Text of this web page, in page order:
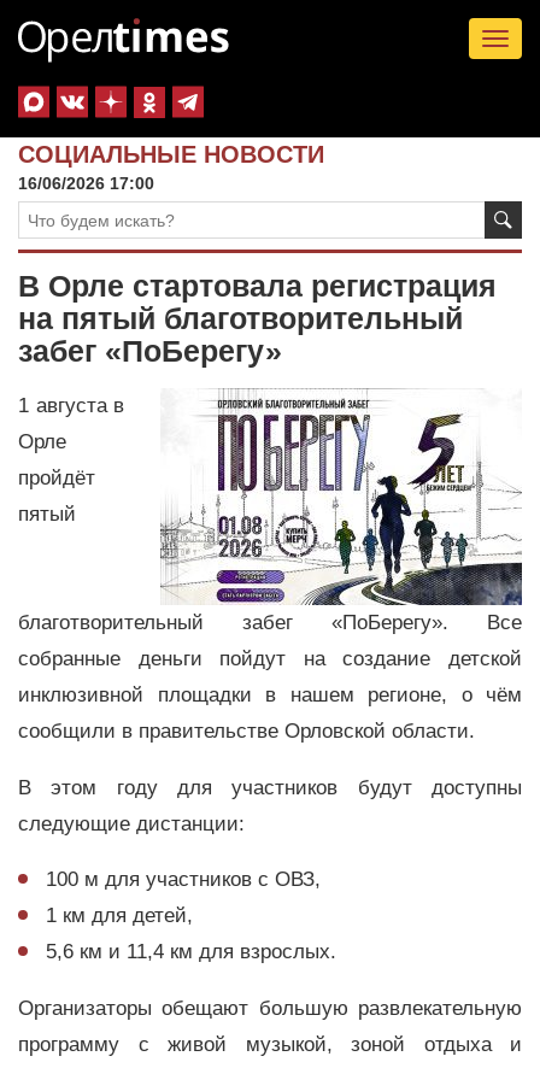
СОЦИАЛЬНЫЕ НОВОСТИ
16/06/2026 17:00
В Орле стартовала регистрация
на пятый благотворительный
забег «ПоБерегу»
1 августа в
Орле
пройдёт
пятый
благотворительный забег «ПоБерегу». Все
собранные деньги пойдут на создание детской
инклюзивной площадки в нашем регионе, о чём
сообщили в правительстве Орловской области.
В этом году для участников будут доступны
следующие дистанции:
100 м для участников с ОВЗ,
1 км для детей,
5,6 км и 11,4 км для взрослых.
Организаторы обещают большую развлекательную
программу с живой музыкой, зоной отдыха и